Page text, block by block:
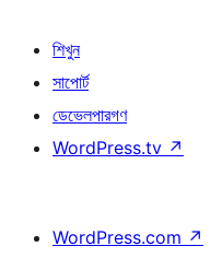
শিখুন
সাপোর্ট
ডেভেলপারগণ
WordPress.tv ↗
WordPress.com ↗